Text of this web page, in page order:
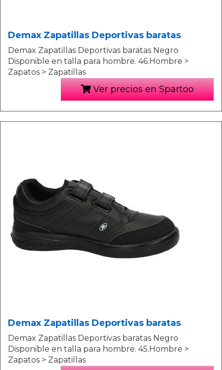
Demax Zapatillas Deportivas baratas
Demax Zapatillas Deportivas baratas Negro
Disponible en talla para hombre. 46.Hombre >
Zapatos > Zapatillas
Ver precios en Spartoo
Demax Zapatillas Deportivas baratas
Demax Zapatillas Deportivas baratas Negro
Disponible en talla para hombre. 45.Hombre >
Zapatos > Zapatillas